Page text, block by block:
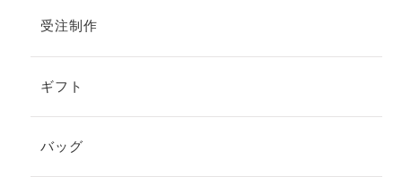
受注制作
ギフト
バッグ